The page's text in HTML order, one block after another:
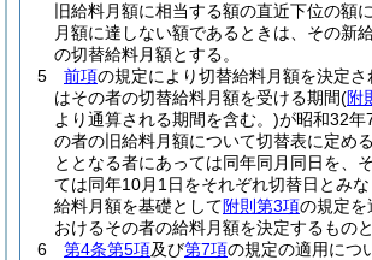
旧給料月額に相当する額の直近下位の額
月額に達しない額であるときは、その新
の切替給料月額とする。
5
前項の規定により切替給料月額を決定
はその者の切替給料月額を受ける期間(附
より通算される期間を含む。)が昭和32年
の者の旧給料月額について切替表に定め
ととなる者にあっては同年同月同日を、
ては同年10月1日をそれぞれ切替日とみ
給料月額を基礎として附則第3項の規定を
おけるその者の給料月額を決定するものと
6
第4条第5項及び第7項の規定の適用につ